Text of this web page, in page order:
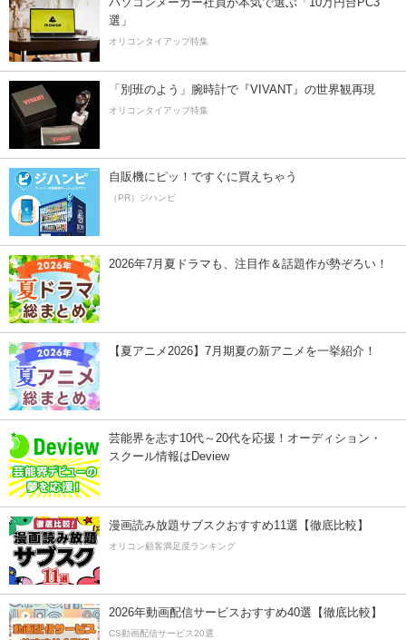
選」
オリコンタイアップ特集
「別班のよう」腕時計で『VIVANT』の世界観再現
オリコンタイアップ特集
自販機にピッ！ですぐに買えちゃう
（PR）ジハンピ
2026年7月夏ドラマも、注目作＆話題作が勢ぞろい！
【夏アニメ2026】7月期夏の新アニメを一挙紹介！
芸能界を志す10代～20代を応援！オーディション・
スクール情報はDeview
漫画読み放題サブスクおすすめ11選【徹底比較】
オリコン顧客満足度ランキング
2026年動画配信サービスおすすめ40選【徹底比較】
CS動画配信サービス20選